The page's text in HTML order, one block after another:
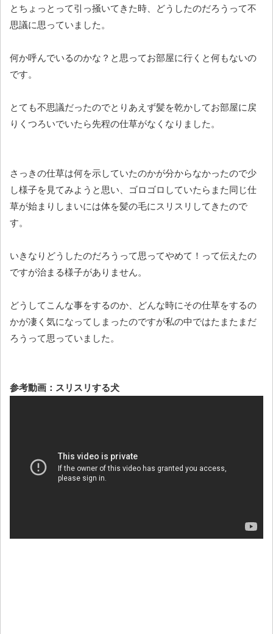
とちょっとって引っ掻いてきた時、どうしたのだろうって不
思議に思っていました。
何か呼んでいるのかな？と思ってお部屋に行くと何もないの
です。
とても不思議だったのでとりあえず髪を乾かしてお部屋に戻
りくつろいでいたら先程の仕草がなくなりました。
さっきの仕草は何を示していたのかが分からなかったので少
し様子を見てみようと思い、ゴロゴロしていたらまた同じ仕
草が始まりしまいには体を髪の毛にスリスリしてきたので
す。
いきなりどうしたのだろうって思ってやめて！って伝えたの
ですが治まる様子がありません。
どうしてこんな事をするのか、どんな時にその仕草をするの
かが凄く気になってしまったのですが私の中ではたまたまだ
ろうって思っていました。
参考動画：スリスリする犬